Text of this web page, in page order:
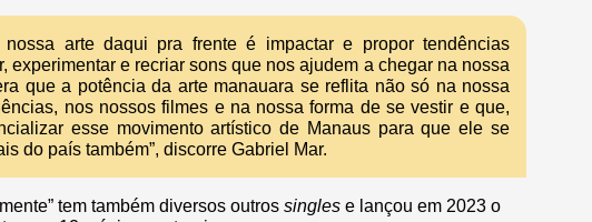
arte daqui pra frente é impactar e propor tendências
experimentar e recriar sons que nos ajudem a chegar na nossa
que a potência da arte manauara se reflita não só na nossa
nos nossos filmes e na nossa forma de se vestir e que,
esse movimento artístico de Manaus para que ele se
do país também”, discorre Gabriel Mar.
tem também diversos outros singles e lançou em 2023 o